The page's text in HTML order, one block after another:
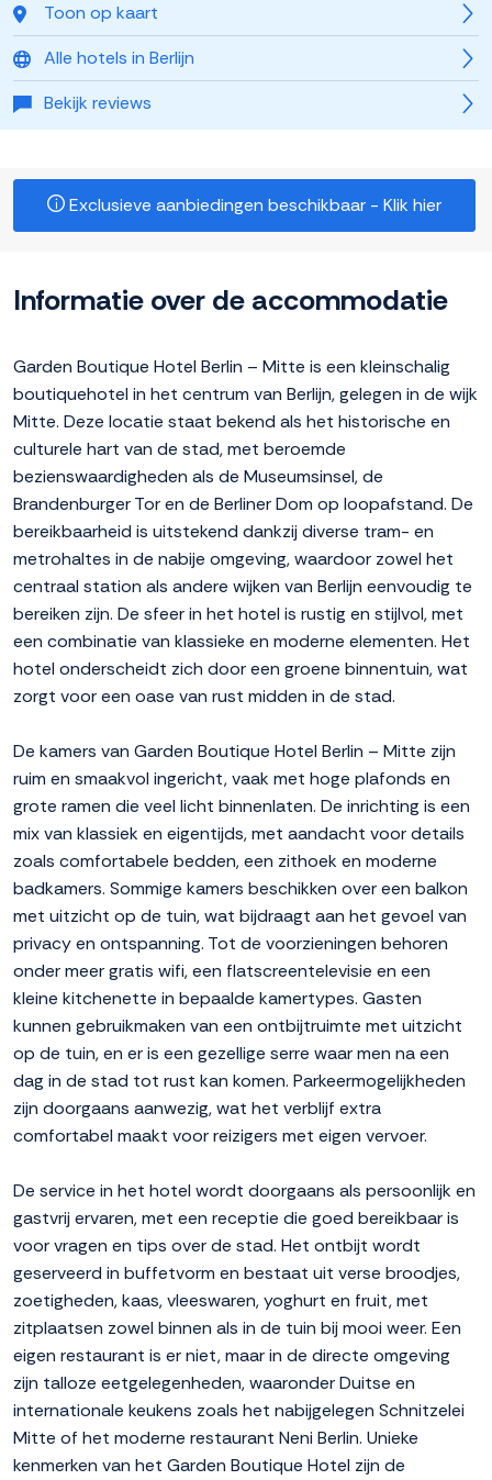
Toon op kaart
Alle hotels in Berlijn
Bekijk reviews
Exclusieve aanbiedingen beschikbaar - Klik hier
Informatie over de accommodatie
Garden Boutique Hotel Berlin – Mitte is een kleinschalig
boutiquehotel in het centrum van Berlijn, gelegen in de wijk
Mitte. Deze locatie staat bekend als het historische en
culturele hart van de stad, met beroemde
bezienswaardigheden als de Museumsinsel, de
Brandenburger Tor en de Berliner Dom op loopafstand. De
bereikbaarheid is uitstekend dankzij diverse tram- en
metrohaltes in de nabije omgeving, waardoor zowel het
centraal station als andere wijken van Berlijn eenvoudig te
bereiken zijn. De sfeer in het hotel is rustig en stijlvol, met
een combinatie van klassieke en moderne elementen. Het
hotel onderscheidt zich door een groene binnentuin, wat
zorgt voor een oase van rust midden in de stad.
De kamers van Garden Boutique Hotel Berlin – Mitte zijn
ruim en smaakvol ingericht, vaak met hoge plafonds en
grote ramen die veel licht binnenlaten. De inrichting is een
mix van klassiek en eigentijds, met aandacht voor details
zoals comfortabele bedden, een zithoek en moderne
badkamers. Sommige kamers beschikken over een balkon
met uitzicht op de tuin, wat bijdraagt aan het gevoel van
privacy en ontspanning. Tot de voorzieningen behoren
onder meer gratis wifi, een flatscreentelevisie en een
kleine kitchenette in bepaalde kamertypes. Gasten
kunnen gebruikmaken van een ontbijtruimte met uitzicht
op de tuin, en er is een gezellige serre waar men na een
dag in de stad tot rust kan komen. Parkeermogelijkheden
zijn doorgaans aanwezig, wat het verblijf extra
comfortabel maakt voor reizigers met eigen vervoer.
De service in het hotel wordt doorgaans als persoonlijk en
gastvrij ervaren, met een receptie die goed bereikbaar is
voor vragen en tips over de stad. Het ontbijt wordt
geserveerd in buffetvorm en bestaat uit verse broodjes,
zoetigheden, kaas, vleeswaren, yoghurt en fruit, met
zitplaatsen zowel binnen als in de tuin bij mooi weer. Een
eigen restaurant is er niet, maar in de directe omgeving
zijn talloze eetgelegenheden, waaronder Duitse en
internationale keukens zoals het nabijgelegen Schnitzelei
Mitte of het moderne restaurant Neni Berlin. Unieke
kenmerken van het Garden Boutique Hotel zijn de